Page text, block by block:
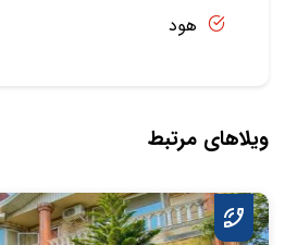
هود
ویلاهای مرتبط